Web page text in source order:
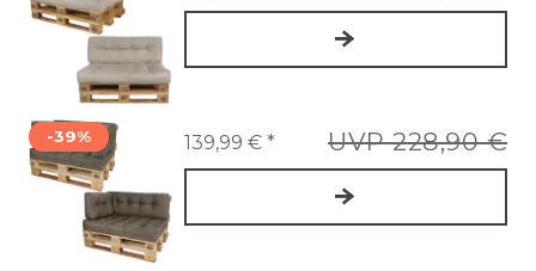
-39% UVP 228,90 €
139,99 € *